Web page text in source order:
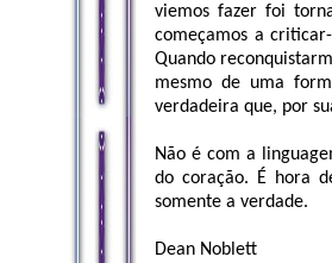
viemos fazer foi
começamos a
Quando
mesmo de uma
verdadeira que, por
Não é com a
do coração. É hora
somente a verdade.
Dean Noblett